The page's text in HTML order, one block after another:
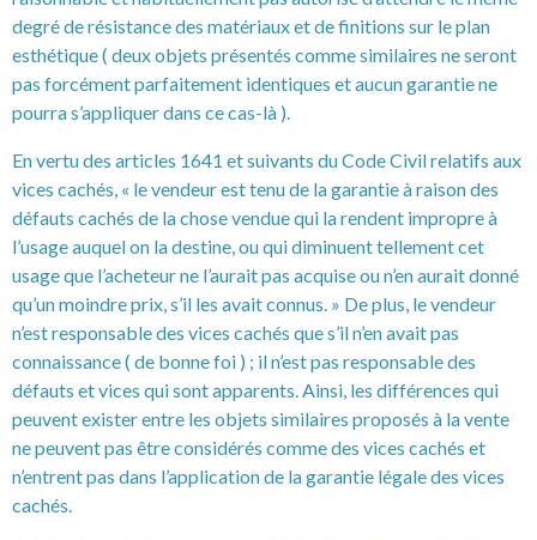
degré de résistance des matériaux et de finitions sur le plan
esthétique ( deux objets présentés comme similaires ne seront
pas forcément parfaitement identiques et aucun garantie ne
pourra s’appliquer dans ce cas-là ).
En vertu des articles 1641 et suivants du Code Civil relatifs aux
vices cachés, « le vendeur est tenu de la garantie à raison des
défauts cachés de la chose vendue qui la rendent impropre à
l’usage auquel on la destine, ou qui diminuent tellement cet
usage que l’acheteur ne l’aurait pas acquise ou n’en aurait donné
qu’un moindre prix, s’il les avait connus. » De plus, le vendeur
n’est responsable des vices cachés que s’il n’en avait pas
connaissance ( de bonne foi ) ; il n’est pas responsable des
défauts et vices qui sont apparents. Ainsi, les différences qui
peuvent exister entre les objets similaires proposés à la vente
ne peuvent pas être considérés comme des vices cachés et
n’entrent pas dans l’application de la garantie légale des vices
cachés.